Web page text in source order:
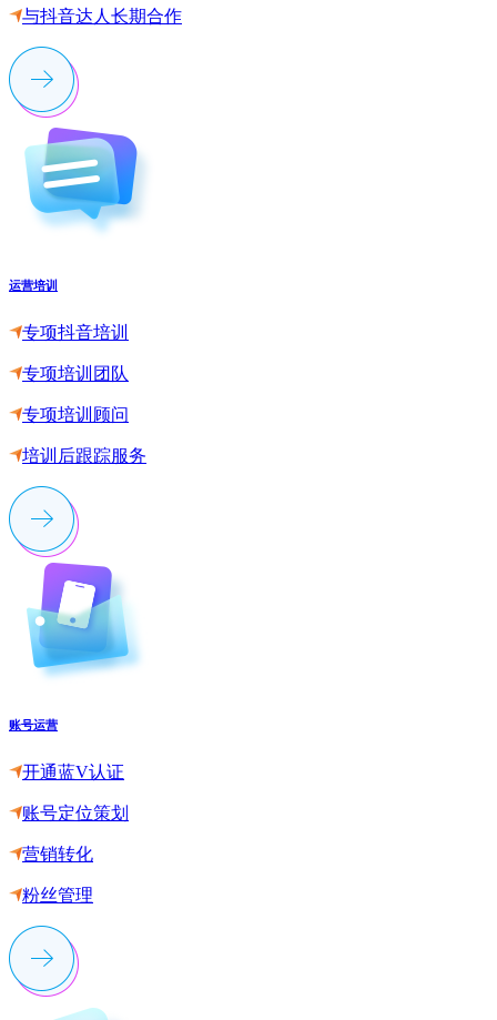
与抖音达人长期合作
运营培训
专项抖音培训
专项培训团队
专项培训顾问
培训后跟踪服务
账号运营
开通蓝V认证
账号定位策划
营销转化
粉丝管理